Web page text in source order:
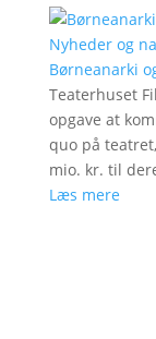
Nyheder og
Børneanarki
Teaterhuset
opgave at
quo på
mio. kr. til
Læs mere